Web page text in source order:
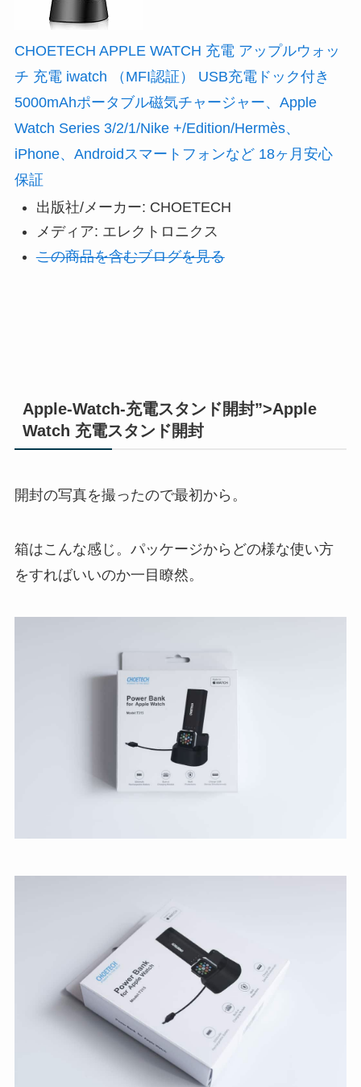
CHOETECH APPLE WATCH 充電 アップルウォッ
チ 充電 iwatch （MFI認証） USB充電ドック付き
5000mAhポータブル磁気チャージャー、Apple
Watch Series 3/2/1/Nike +/Edition/Hermès、
iPhone、Androidスマートフォンなど 18ヶ月安心
保証
出版社/メーカー: CHOETECH
メディア: エレクトロニクス
この商品を含むブログを見る
Apple-Watch-充電スタンド開封”>Apple
Watch 充電スタンド開封
開封の写真を撮ったので最初から。
箱はこんな感じ。パッケージからどの様な使い方
をすればいいのか一目瞭然。